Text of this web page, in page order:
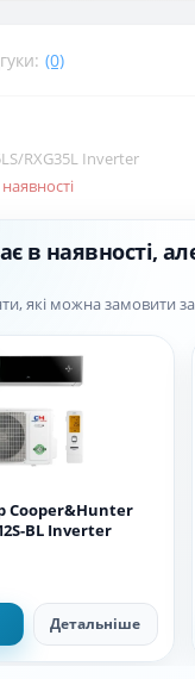
(0)
RXG35L Inverter
в наявності,
які можна замовити
Cooper&Hunter
BL Inverter
Детальніше